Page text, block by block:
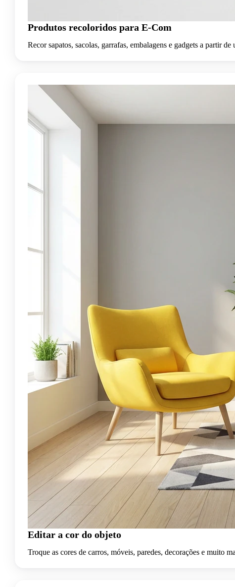
Produtos recoloridos para E-Com
Recor sapatos, sacolas, garrafas, embalagens e gadgets a partir
Editar a cor do objeto
Troque as cores de carros, móveis, paredes, decorações e muito